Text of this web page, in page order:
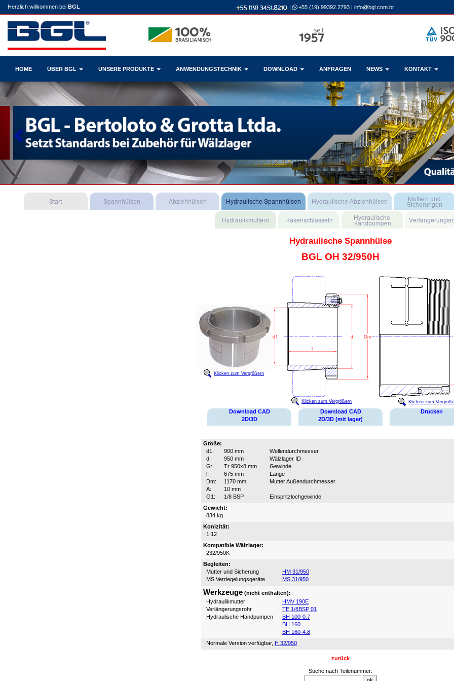
Herzlich willkommen bei BGL | +55 (19) 99392.2793 | info@bgl.com.br
HOME ÜBER BGL UNSERE PRODUKTE ANWENDUNGSTECHNIK DOWNLOAD ANFRAGEN NEWS KONTAKT
Previous
Hydraulische Spannhülse
BGL OH 32/950H
Klicken zum Vergrößern
Klicken zum Vergrößern Klicken zum
Download CAD
2D/3D
Download CAD
2D/3D (mit lager)
Drucken
Größe:
d1:
900 mm
Wellendurchmesser
d:
950 mm
Wälzlager ID
G:
Tr 950x8 mm
Gewinde
l:
675 mm
Länge
Dm:
1170 mm
Mutter Außendurchmesser
A:
10 mm
G1:
1/8 BSP
Einspritzlochgewinde
Gewicht:
834 kg
Konizität:
1:12
Kompatible Wälzlager:
232/950K
Begleiten:
Mutter und Sicherung
HM 31/950
MS Verriegelungsgeräte
MS 31/950
Werkzeuge (nicht enthalten):
Hydraulikmutter
HMV 190E
Verlängerungsrohr
TE 1/8BSP 01
Hydraulische Handpumpen
BH 100-0.7
BH 160
BH 160-4.8
Normale Version verfügbar, H 32/950
zurück
Suche nach Teilenummer: